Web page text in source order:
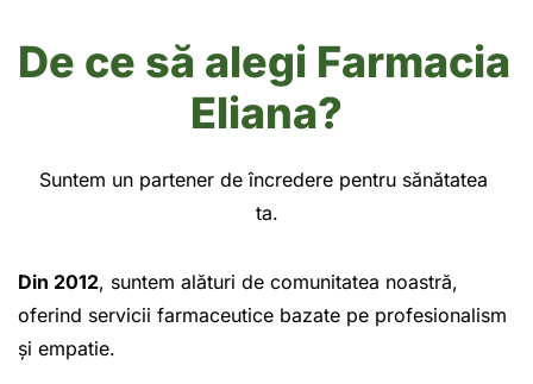
De ce să alegi Farmacia
Eliana?
Suntem un partener de încredere pentru sănătatea
ta.
Din 2012, suntem alături de comunitatea noastră,
oferind servicii farmaceutice bazate pe profesionalism
și empatie.